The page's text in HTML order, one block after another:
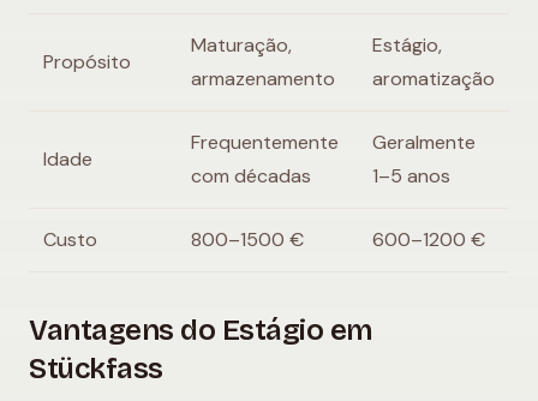
Propósito
Maturação,
armazenamento
Estágio,
aromatização
Idade
Frequentemente
com décadas
Geralmente
1–5 anos
Custo 800–1500 € 600–1200 €
Vantagens do Estágio em
Stückfass